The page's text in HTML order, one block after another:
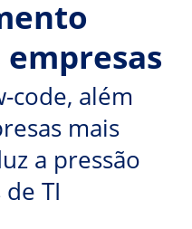
code, além
mais
a pressão
TI